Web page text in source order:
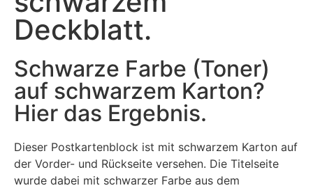
Deckblatt.
Schwarze Farbe (Toner)
auf schwarzem Karton?
Hier das Ergebnis.
Dieser Postkartenblock ist mit schwarzem Karton auf
der Vorder- und Rückseite versehen. Die Titelseite
wurde dabei mit schwarzer Farbe aus dem